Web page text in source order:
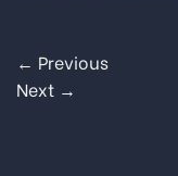
← Previous
Next →